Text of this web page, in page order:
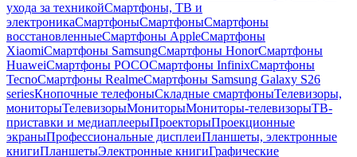
ухода за техникойСмартфоны, ТВ и
электроникаСмартфоныСмартфоныСмартфоны
восстановленныеСмартфоны AppleСмартфоны
XiaomiСмартфоны SamsungСмартфоны HonorСмартфоны
HuaweiСмартфоны POCOСмартфоны InfinixСмартфоны
TecnoСмартфоны RealmeСмартфоны Samsung Galaxy S26
seriesКнопочные телефоныСкладные смартфоныТелевизоры,
мониторыТелевизорыМониторыМониторы-телевизорыТВ-
приставки и медиаплеерыПроекторыПроекционные
экраныПрофессиональные дисплеиПланшеты, электронные
книгиПланшетыЭлектронные книгиГрафические